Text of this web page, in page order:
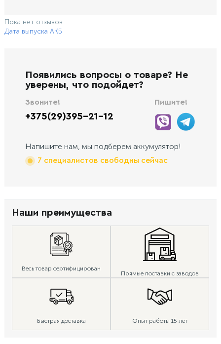
Пока нет отзывов
Дата выпуска АКБ
Появились вопросы о товаре? Не
уверены, что подойдет?
Звоните!
+375(29)395-21-12
Пишите!
Напишите нам, мы подберем аккумулятор!
7 специалистов свободны сейчас
Наши преимущества
Весь товар сертифицирован
Прямые поставки с заводов
Быстрая доставка Опыт работы 15 лет